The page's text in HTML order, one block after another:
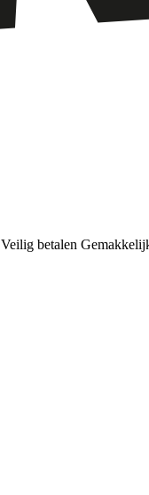
Veilig betalen